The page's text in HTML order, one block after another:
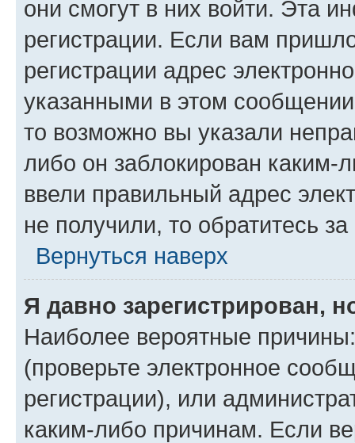
они смогут в них войти. Эта
регистрации. Если вам
регистрации адрес
указанными в этом
то возможно вы указали
либо он заблокирован
ввели правильный адрес
не получили, то обратитесь
Вернуться наверх
Я давно зарегистрирован,
Наиболее вероятные
(проверьте электронное
регистрации), или
каким-либо причинам. Если